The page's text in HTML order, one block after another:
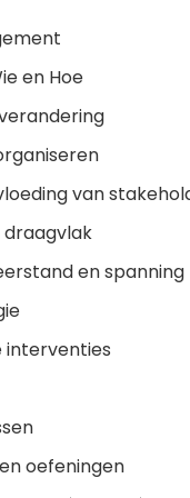
en Hoe
van
en spanning
interventies
oefeningen